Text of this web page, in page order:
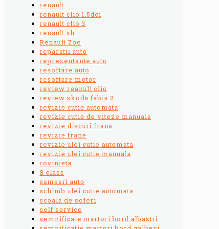
renault
renault clio 1.5dci
renault clio 3
renault sh
Renault Zoe
reparatii auto
reprezentante auto
resoftare auto
resoftare motor
review reanult clio
review skoda fabia 2
revizie cutie automata
revizie cutie de viteze manuala
revizie discuri frana
revizie frane
revizie ulei cutie automata
revizie ulei cutie manuala
rovinieta
S class
samsari auto
schimb ulei cutie automata
scoala de soferi
self service
semnificaie martori bord albastri